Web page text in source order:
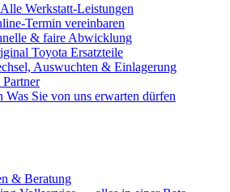
Alle Werkstatt-Leistungen
Termin vereinbaren
& faire Abwicklung
Toyota Ersatzteile
Auswuchten & Einlagerung
Was Sie von uns erwarten dürfen
& Beratung